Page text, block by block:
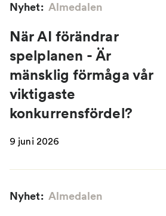
Nyhet: Almedalen
När AI förändrar
spelplanen - Är
mänsklig förmåga vår
viktigaste
konkurrensfördel?
9 juni 2026
Nyhet: Almedalen